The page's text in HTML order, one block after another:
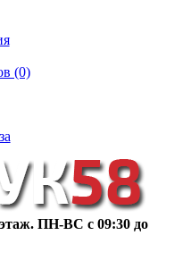
(0)
ПН-ВС с 09:30 до